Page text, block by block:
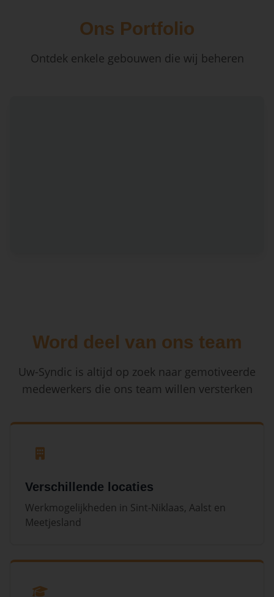
Ons Portfolio
Ontdek enkele gebouwen die wij beheren
Word deel van ons team
Uw-Syndic is altijd op zoek naar gemotiveerde
medewerkers die ons team willen versterken
Verschillende locaties
Werkmogelijkheden in Sint-Niklaas, Aalst en
Meetjesland